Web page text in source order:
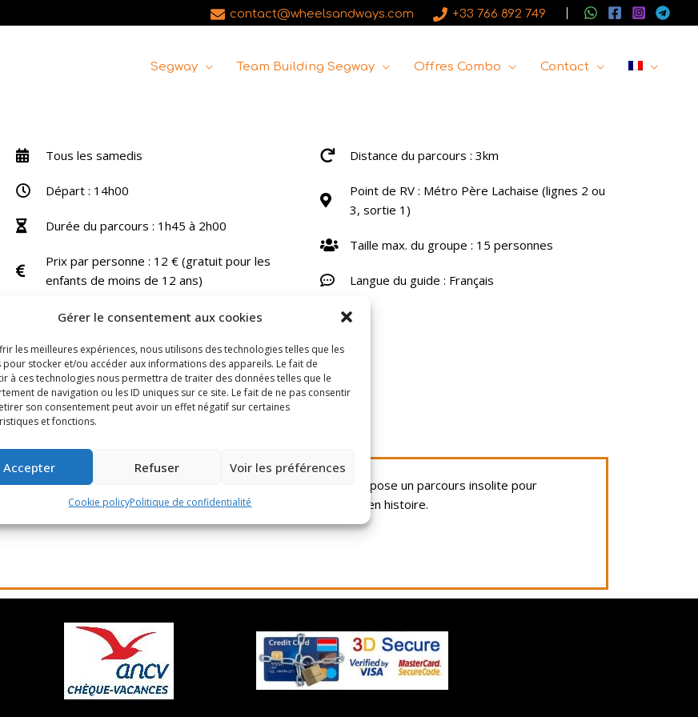
Gérer le consentement aux cookies
les meilleures expériences, nous utilisons des technologies telles que les
pour stocker et/ou accéder aux informations des appareils. Le fait de
à ces technologies nous permettra de traiter des données telles que le
de navigation ou les ID uniques sur ce site. Le fait de ne pas consentir
son consentement peut avoir un effet négatif sur certaines
et fonctions.
Accepter Refuser Voir les préférences
Cookie policyPolitique de confidentialité
contact@wheelsandways.com +33 766 892 749
Segway Team Building Segway Offres Combo Contact
Tous les samedis
Départ : 14h00
Durée du parcours : 1h45 à 2h00
Prix par personne : 12 € (gratuit pour les
enfants de moins de 12 ans)
Distance du parcours : 3km
Point de RV : Métro Père Lachaise (lignes 2 ou
3, sortie 1)
Taille max. du groupe : 15 personnes
Langue du guide : Français
Commander
l’histoire du plus prestigieux cimetière d’Europe. La visite propose un parcours insolite pour
mais aussi certaines, moins connues, chargées en anecdote et en histoire.